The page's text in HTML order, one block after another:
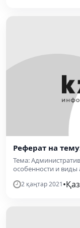
Реферат на
Тема:
особенности и виды
2 қаңтар 2021•